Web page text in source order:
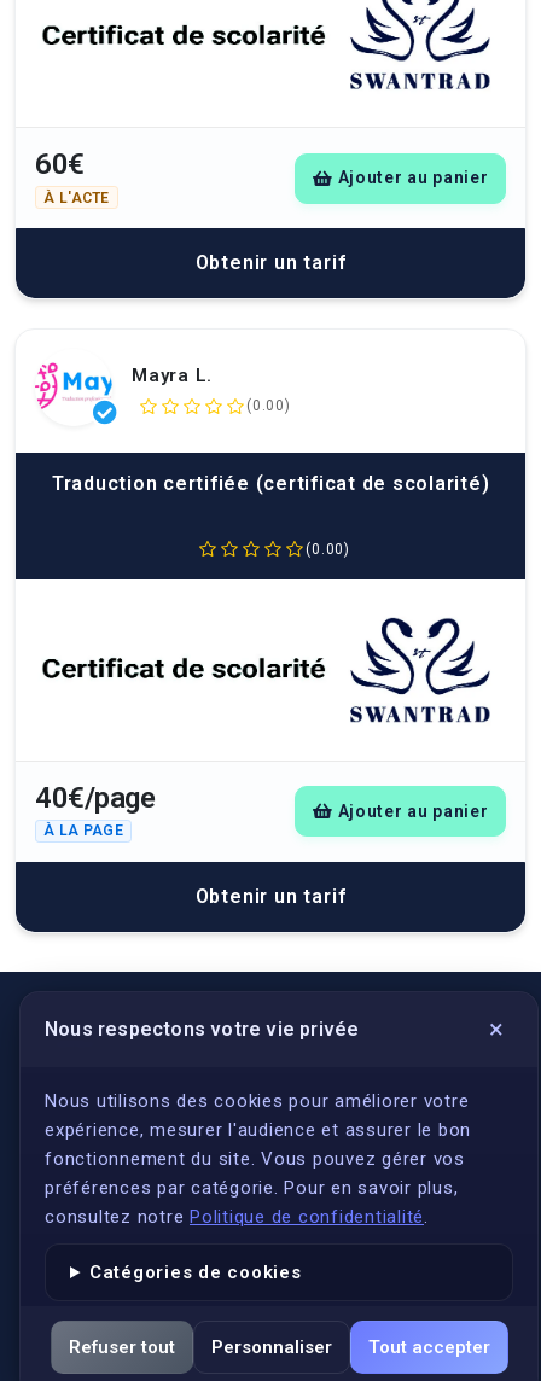
60€
À L'ACTE
Ajouter au panier
Obtenir un tarif
Mayra L.
(0.00)
Traduction certifiée (certificat de scolarité)
(0.00)
40€/page
À LA PAGE
Ajouter au panier
Obtenir un tarif
Nous respectons votre vie privée ×
Nous utilisons des cookies pour améliorer votre
expérience, mesurer l'audience et assurer le bon
fonctionnement du site. Vous pouvez gérer vos
préférences par catégorie. Pour en savoir plus,
consultez notre Politique de confidentialité.
Catégories de cookies
Refuser tout Personnaliser Tout accepter
LIENS UTILES
S'inscrire
Qui sommes-nous ?
Conformité
Annuaires des traducteurs assermentés
Actualités
Services
FAQ